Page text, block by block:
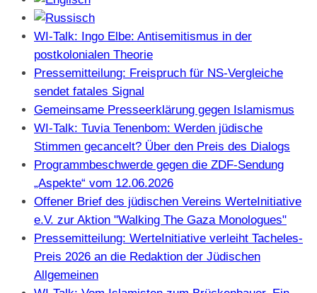
WI-Talk: Ingo Elbe: Antisemitismus in der
postkolonialen Theorie
Pressemitteilung: Freispruch für NS-Vergleiche
sendet fatales Signal
Gemeinsame Presseerklärung gegen Islamismus
WI-Talk: Tuvia Tenenbom: Werden jüdische
Stimmen gecancelt? Über den Preis des Dialogs
Programmbeschwerde gegen die ZDF-Sendung
„Aspekte“ vom 12.06.2026
Offener Brief des jüdischen Vereins WerteInitiative
e.V. zur Aktion "Walking The Gaza Monologues"
Pressemitteilung: WerteInitiative verleiht Tacheles-
Preis 2026 an die Redaktion der Jüdischen
Allgemeinen